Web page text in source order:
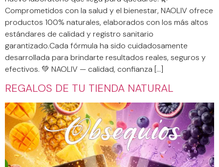
Comprometidos con la salud y el bienestar, NAOLIV ofrece
productos 100% naturales, elaborados con los más altos
estándares de calidad y registro sanitario
garantizado.Cada fórmula ha sido cuidadosamente
desarrollada para brindarte resultados reales, seguros y
efectivos. 💚 NAOLIV — calidad, confianza […]
REGALOS DE TU TIENDA NATURAL